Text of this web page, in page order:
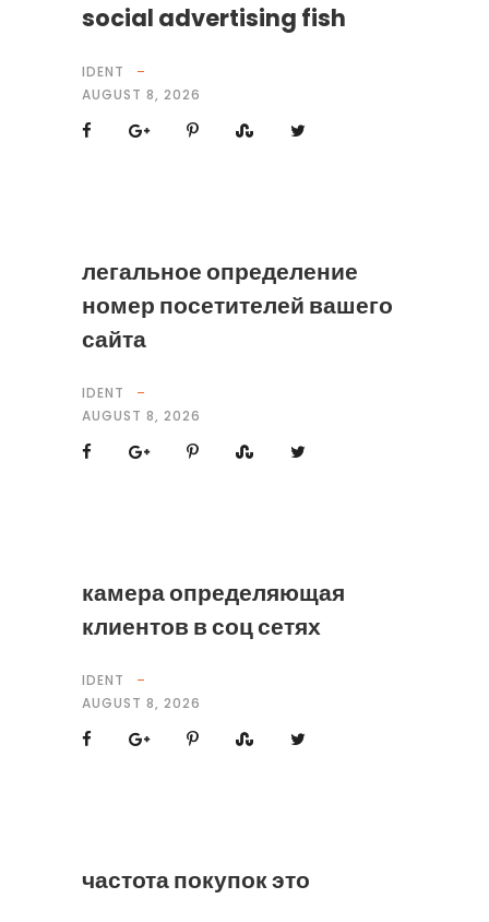
social advertising fish
IDENT
AUGUST 8, 2026
легальное определение
номер посетителей вашего
сайта
IDENT
AUGUST 8, 2026
камера определяющая
клиентов в соц сетях
IDENT
AUGUST 8, 2026
частота покупок это